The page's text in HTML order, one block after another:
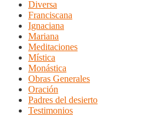
Diversa
Franciscana
Ignaciana
Mariana
Meditaciones
Mística
Monástica
Obras Generales
Oración
Padres del desierto
Testimonios